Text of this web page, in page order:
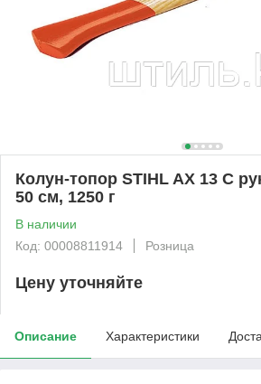
Колун-топор STIHL AX 13 С
50 см, 1250 г
В наличии
Код: 00008811914
Розница
Цену уточняйте
Описание Характеристики